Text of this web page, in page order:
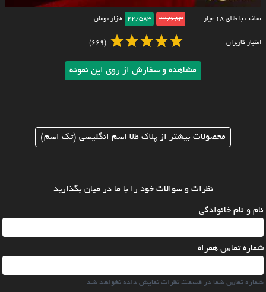
ساخت با طلای ۱۸ عیار 22/683
22/583 هزار تومان
امتیاز کاربران (669)
مشاهده و سفارش از روی این نمونه
محصولات بیشتر از پلاک طلا اسم انگلیسی (تک اسم)
نظرات و سوالات خود را با ما در میان بگذارید
نام و نام خانوادگی
شماره تماس همراه
شماره تماس شما در قسمت نظرات نمایش داده نخواهد شد.